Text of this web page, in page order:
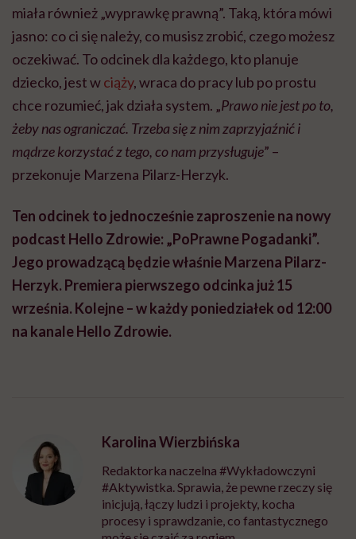
miała również „wyprawkę prawną”. Taką, która mówi
jasno: co ci się należy, co musisz zrobić, czego możesz
oczekiwać. To odcinek dla każdego, kto planuje
dziecko, jest wciąży, wraca do pracy lub po prostu
chce rozumieć, jak działa system. „Prawo nie jest po to,
żeby nas ograniczać. Trzeba się z nim zaprzyjaźnić i
mądrze korzystać z tego, co nam przysługuje” –
przekonuje Marzena Pilarz-Herzyk.
Ten odcinek to jednocześnie zaproszenie na nowy
podcast Hello Zdrowie: „PoPrawne Pogadanki”.
Jego prowadzącą będzie właśnie Marzena Pilarz-
Herzyk. Premiera pierwszego odcinka już 15
września. Kolejne – w każdy poniedziałek od 12:00
na kanale Hello Zdrowie.
Karolina Wierzbińska
Redaktorka naczelna #Wykładowczyni
#Aktywistka. Sprawia, że pewne rzeczy się
inicjują, łączy ludzi i projekty, kocha
procesy i sprawdzanie, co fantastycznego